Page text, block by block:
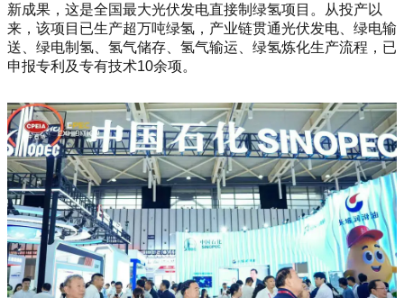
新成果，这是全国最大光伏发电直接制绿氢项目。从投产以
来，该项目已生产超万吨绿氢，产业链贯通光伏发电、绿电输
送、绿电制氢、氢气储存、氢气输运、绿氢炼化生产流程，已
申报专利及专有技术10余项。